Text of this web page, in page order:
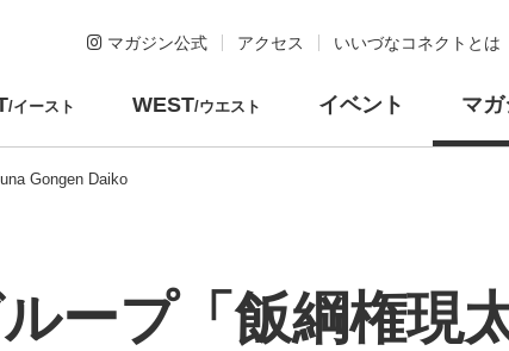
マガジン公式 アクセス いいづなコネクトとは
/イースト WEST/ウエスト イベント マ
Gongen Daiko
ープ「飯綱権現